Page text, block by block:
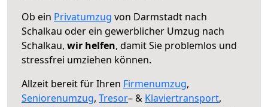
Ob ein Privatumzug von Darmstadt nach
Schalkau oder ein gewerblicher Umzug nach
Schalkau, wir helfen, damit Sie problemlos und
stressfrei umziehen können.
Allzeit bereit für Ihren Firmenumzug,
Seniorenumzug, Tresor– & Klaviertransport,